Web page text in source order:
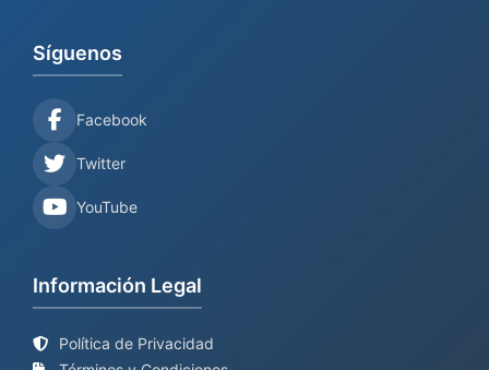
Síguenos
Facebook
Twitter
YouTube
Información Legal
Política de Privacidad